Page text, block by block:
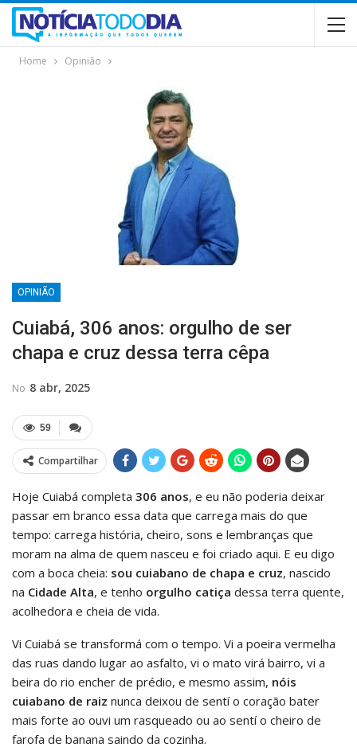
Home Opinião
OPINIÃO
Cuiabá, 306 anos: orgulho de ser
chapa e cruz dessa terra cêpa
No 8 abr, 2025
59
Compartilhar
Hoje Cuiabá completa 306 anos, e eu não poderia deixar
passar em branco essa data que carrega mais do que
tempo: carrega história, cheiro, sons e lembranças que
moram na alma de quem nasceu e foi criado aqui. E eu digo
com a boca cheia: sou cuiabano de chapa e cruz, nascido
na Cidade Alta, e tenho orgulho catiça dessa terra quente,
acolhedora e cheia de vida.
Vi Cuiabá se transformá com o tempo. Vi a poeira vermelha
das ruas dando lugar ao asfalto, vi o mato virá bairro, vi a
beira do rio encher de prédio, e mesmo assim, nóis
cuiabano de raiz nunca deixou de sentí o coração bater
mais forte ao ouvi um rasqueado ou ao sentí o cheiro de
farofa de banana saindo da cozinha.